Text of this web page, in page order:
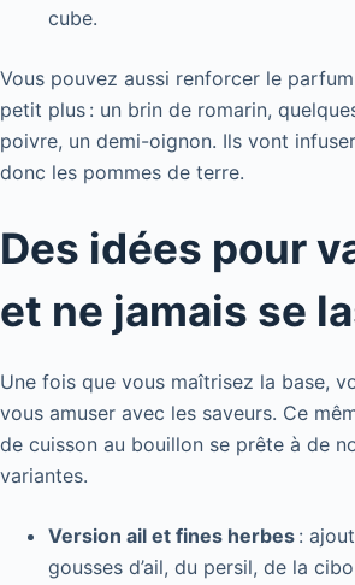
cube.
Vous pouvez aussi renforcer le
petit plus : un brin de romarin,
poivre, un demi-oignon. Ils vont
donc les pommes de terre.
Des idées pour
et ne jamais se
Une fois que vous maîtrisez la base,
vous amuser avec les saveurs. Ce
de cuisson au bouillon se prête à de
variantes.
Version ail et fines herbes :
gousses d’ail, du persil, de la